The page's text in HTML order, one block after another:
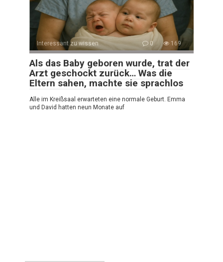
Interessant zu wissen 0 169
Als das Baby geboren wurde, trat der
Arzt geschockt zurück… Was die
Eltern sahen, machte sie sprachlos
Alle im Kreißsaal erwarteten eine normale Geburt. Emma
und David hatten neun Monate auf